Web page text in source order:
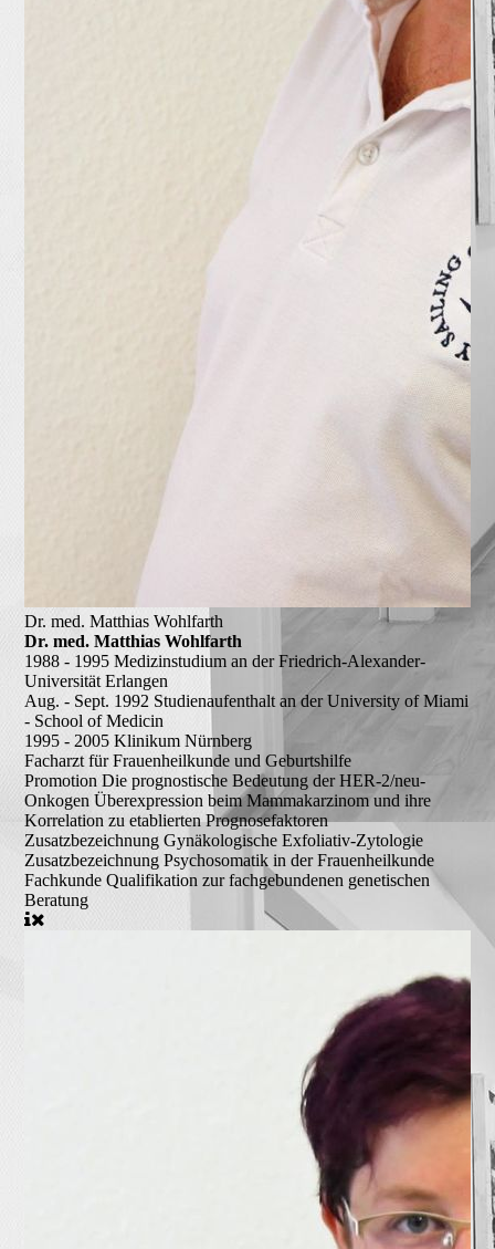
Dr. med. Matthias Wohlfarth
Dr. med. Matthias Wohlfarth
1988 - 1995Medizinstudium an der Friedrich-Alexander-
Universität Erlangen
Aug. - Sept. 1992 Studienaufenthalt an der University of Miami
- School of Medicin
1995 - 2005Klinikum Nürnberg
Facharzt für Frauenheilkunde und Geburtshilfe
PromotionDie prognostische Bedeutung der HER-2/neu-
Onkogen Überexpression beim Mammakarzinom und ihre
Korrelation zu etablierten Prognosefaktoren
ZusatzbezeichnungGynäkologische Exfoliativ-Zytologie
ZusatzbezeichnungPsychosomatik in der Frauenheilkunde
FachkundeQualifikation zur fachgebundenen genetischen
Beratung